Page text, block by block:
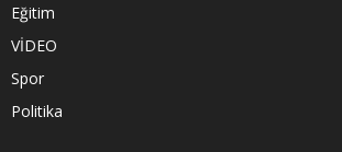
Eğitim
VİDEO
Spor
Politika